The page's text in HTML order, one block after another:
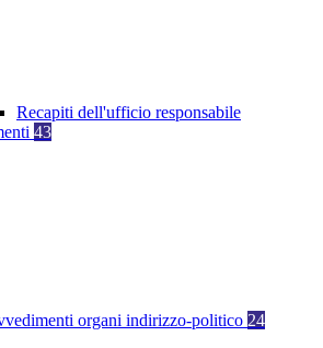
Recapiti dell'ufficio responsabile
43
organi indirizzo-politico 24